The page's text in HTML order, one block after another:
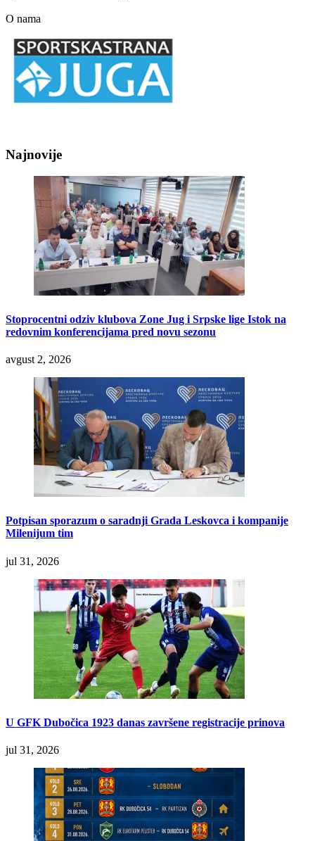
O nama
Najnovije
Stoprocentni odziv klubova Zone Jug i Srpske lige Istok na
redovnim konferencijama pred novu sezonu
avgust 2, 2026
Potpisan sporazum o saradnji Grada Leskovca i kompanije
Milenijum tim
jul 31, 2026
U GFK Dubočica 1923 danas završene registracije prinova
jul 31, 2026